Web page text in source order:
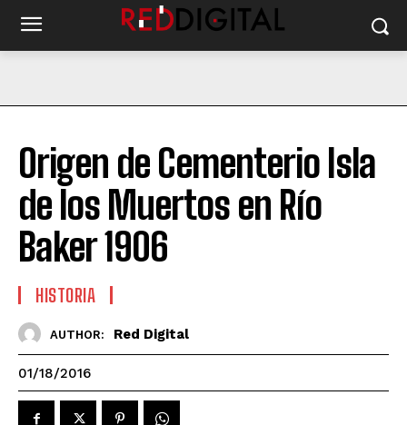
Origen de Cementerio Isla
de los Muertos en Río
Baker 1906
HISTORIA
AUTHOR: Red Digital
01/18/2016